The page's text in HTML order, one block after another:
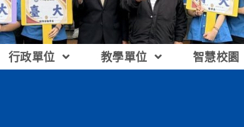
行政單位 教學單位 智慧校園